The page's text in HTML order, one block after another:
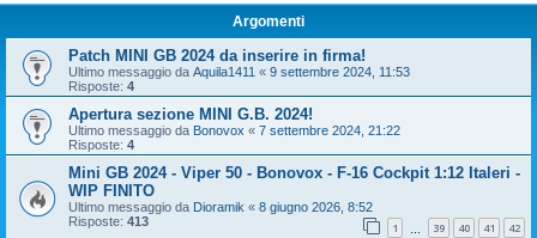
Argomenti
Patch MINI GB 2024 da inserire in firma!
Ultimo messaggio da Aquila1411 « 9 settembre 2024, 11:53
Risposte: 4
Apertura sezione MINI G.B. 2024!
Ultimo messaggio da Bonovox « 7 settembre 2024, 21:22
Risposte: 4
Mini GB 2024 - Viper 50 - Bonovox - F-16 Cockpit 1:12 Italeri -
WIP FINITO
Ultimo messaggio da Dioramik « 8 giugno 2026, 8:52
Risposte: 413 1 39 40 41 42